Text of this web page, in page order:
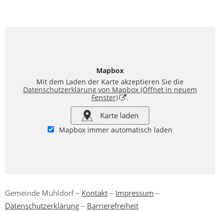
Mapbox
Mit dem Laden der Karte akzeptieren Sie die
Datenschutzerklärung von Mapbox (Öffnet in neuem
Fenster)
.
Karte laden
Mapbox immer automatisch laden
Gemeinde Mühldorf – Kontakt – Impressum –
Datenschutzerklärung – Barrierefreiheit